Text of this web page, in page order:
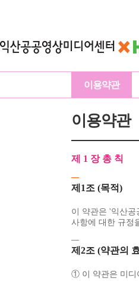
이용약관
이용약관
제 1 장 총 칙
제1조 (목적)
이 약관은 '익산
사항에 대한 규정
제2조 (약관의
① 이 약관은 미디